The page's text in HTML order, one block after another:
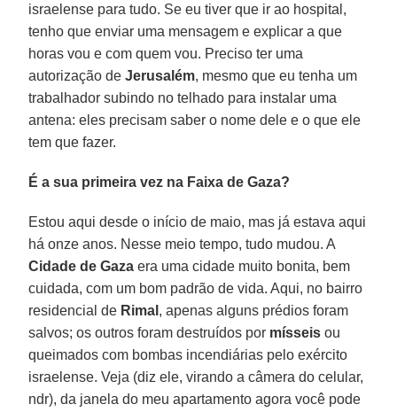
israelense para tudo. Se eu tiver que ir ao hospital,
tenho que enviar uma mensagem e explicar a que
horas vou e com quem vou. Preciso ter uma
autorização de Jerusalém, mesmo que eu tenha um
trabalhador subindo no telhado para instalar uma
antena: eles precisam saber o nome dele e o que ele
tem que fazer.
É a sua primeira vez na Faixa de Gaza?
Estou aqui desde o início de maio, mas já estava aqui
há onze anos. Nesse meio tempo, tudo mudou. A
Cidade de Gaza era uma cidade muito bonita, bem
cuidada, com um bom padrão de vida. Aqui, no bairro
residencial de Rimal , apenas alguns prédios foram
salvos; os outros foram destruídos por mísseis ou
queimados com bombas incendiárias pelo exército
israelense. Veja (diz ele, virando a câmera do celular,
ndr), da janela do meu apartamento agora você pode